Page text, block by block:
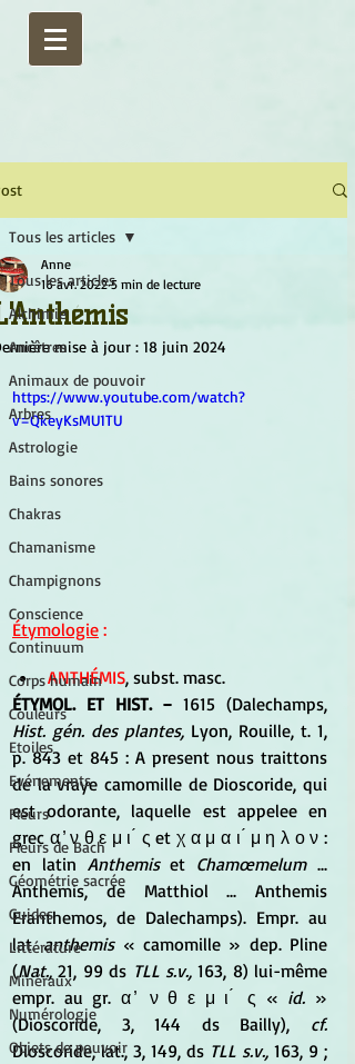
Tous les articles
Alchimie
Ancêtres
Animaux de pouvoir
Arbres
Astrologie
Bains sonores
Chakras
Chamanisme
Champignons
Conscience
Continuum
Corps humain
Couleurs
Etoiles
Evénements
Fleurs
Fleurs de Bach
Géométrie sacrée
Guides
Littérature
Minéraux
Numérologie
Objets de pouvoir
Tous les articles
Anne
16 avr. 2022 5 min de lecture
mise à jour : 18 juin 2024
https://www.youtube.com/watch?
v=QkeyKsMU1TU
Étymologie :
ANTHÉMIS, subst. masc.
ÉTYMOL. ET HIST. −
Hist. gén. des plantes, Lyon, Rouille, t. 1,
p. 843 et 845 : A present nous traittons
de la vraye camomille de Dioscoride, qui
est odorante, laquelle est appelee en
grec α ̓ ν θ ε μ ι ́ ς et χ α μ α ι ́ μ η λ ο ν :
en latin Anthemis et Chamœmelum ...
Anthemis, de Matthiol ... Anthemis
Eranthemos, de Dalechamps). Empr. au
lat. anthemis « camomille » dep. Pline
(Nat., 21, 99 ds TLL s.v., 163, 8) lui-même
empr. au gr. α ̓ ν θ ε μ ι ́ ς « id. »
(Dioscoride, 3, 144 ds Bailly), cf.
Dioscoride, lat., 3, 149, ds TLL s.v., 163, 9 ;